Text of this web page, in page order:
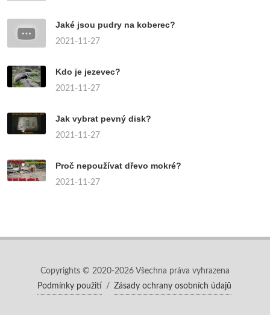
Jaké jsou pudry na koberec?
2021-11-27
Kdo je jezevec?
2021-11-27
Jak vybrat pevný disk?
2021-11-27
Proč nepoužívat dřevo mokré?
2021-11-27
Copyrights © 2020-2026 Všechna práva vyhrazena
Podmínky použití
/ Zásady ochrany osobních údajů